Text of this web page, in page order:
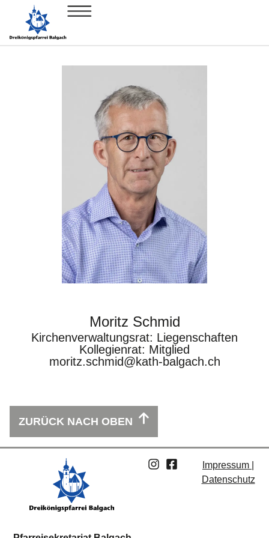
Moritz Schmid
Kirchenverwaltungsrat: Liegenschaften
Kollegienrat: Mitglied
moritz.schmid@kath-balgach.ch
ZURÜCK NACH OBEN
Impressum |
Datenschutz